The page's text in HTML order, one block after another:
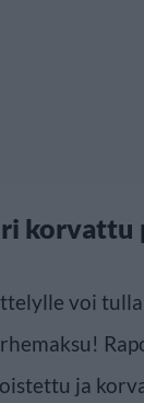
korvattu
voi
ja